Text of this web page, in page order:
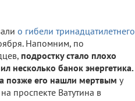
о гибели тринадцатилетнего
Напомним, по
подростку стало плохо
несколько банок энергетика.
позже его нашли мертвым у
проспекте Ватутина в